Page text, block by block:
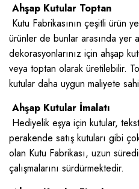
Ahşap Kutular Toptan
Kutu Fabrikasının çeşitli ürün
ürünler de bunlar arasında yer
dekorasyonlarınız için ahşap
veya toptan olarak üretilebilir.
kutular daha uygun maliyete
Ahşap Kutular İmalatı
Hediyelik eşya için kutular,
perakende satış kutuları gibi
olan Kutu Fabrikası, uzun
çalışmalarını sürdürmektedir.